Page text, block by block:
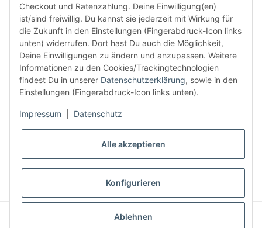
Checkout und Ratenzahlung. Deine Einwilligung(en)
ist/sind freiwillig. Du kannst sie jederzeit mit Wirkung für
die Zukunft in den Einstellungen (Fingerabdruck-Icon links
unten) widerrufen. Dort hast Du auch die Möglichkeit,
Deine Einwilligungen zu ändern und anzupassen. Weitere
Informationen zu den Cookies/Trackingtechnologien
findest Du in unserer Datenschutzerklärung, sowie in den
Einstellungen (Fingerabdruck-Icon links unten).
Impressum Datenschutz
Alle akzeptieren
Konfigurieren
Ablehnen
Informationen
Kundenservice
Mehr von Audiolith
VERTRAG WIDERRUFEN
© Audiolith International GmbH